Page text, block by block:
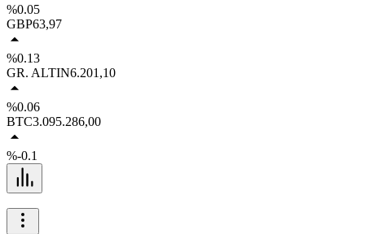
%0.05
GBP63,97
%0.13
GR. ALTIN6.201,10
%0.06
BTC3.095.286,00
%-0.1